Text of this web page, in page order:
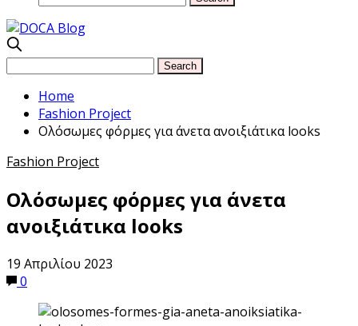
Home
Fashion Project
Ολόσωμες φόρμες για άνετα ανοιξιάτικα looks
Fashion Project
Ολόσωμες φόρμες για άνετα
ανοιξιάτικα looks
19 Απριλίου 2023
0